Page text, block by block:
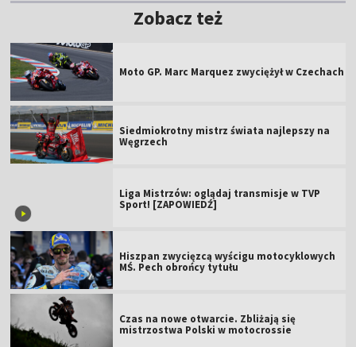
Zobacz też
Moto GP. Marc Marquez zwyciężył w Czechach
Siedmiokrotny mistrz świata najlepszy na
Węgrzech
Liga Mistrzów: oglądaj transmisje w TVP
Sport! [ZAPOWIEDŹ]
Hiszpan zwycięzcą wyścigu motocyklowych
MŚ. Pech obrońcy tytułu
Czas na nowe otwarcie. Zbliżają się
mistrzostwa Polski w motocrossie